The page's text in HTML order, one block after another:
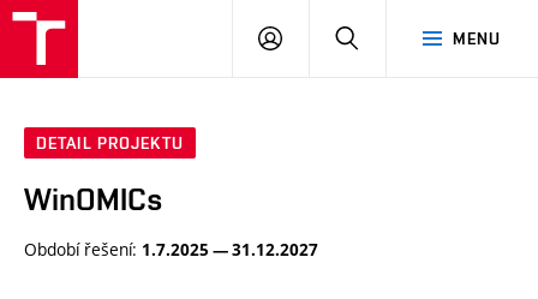
MENU
PŘIHLÁSIT
DETAIL PROJEKTU
WinOMICs
Období řešení: 1.7.2025 — 31.12.2027